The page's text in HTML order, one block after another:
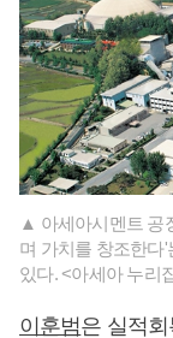
▲ 아세아시멘트 공
며 가치를 창조한다
있다. <아세아 누리
이훈범은 실적